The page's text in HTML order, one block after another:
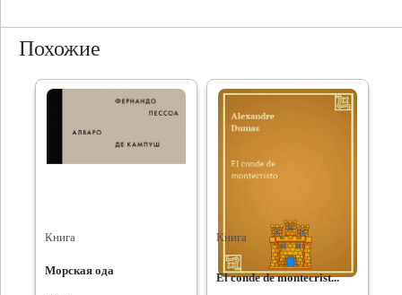
Похожие
Книга
Морская ода
Книга
El conde de montecrist...